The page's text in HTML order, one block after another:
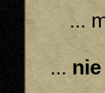
...
...